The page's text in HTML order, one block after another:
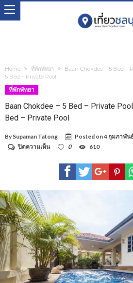
Home ที่พักพัทยา
Baan Chokdee – 5 Bed –
5 Bed – Private Pool
ที่พักพัทยา
Baan Chokdee – 5 Bed – Private
Bed – Private Pool
By Supaman Tatong Posted on4 กุมภาพัน
ปิดความเห็นบน
Chokdee
–
Baan
Chokdee
–
5
Bed
–
Private
Pool
0 610